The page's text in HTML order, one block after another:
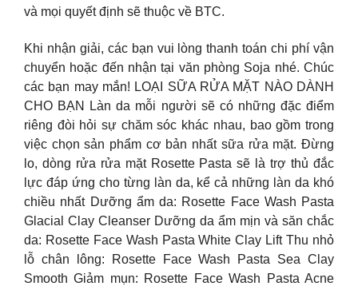
và mọi quyết định sẽ thuộc về BTC.
Khi nhận giải, các bạn vui lòng thanh toán chi phí vận
chuyển hoặc đến nhận tại văn phòng Soja nhé. Chúc
các bạn may mắn! LOẠI SỮA RỬA MẶT NÀO DÀNH
CHO BẠN Làn da mỗi người sẽ có những đặc điểm
riêng đòi hỏi sự chăm sóc khác nhau, bao gồm trong
việc chọn sản phẩm cơ bản nhất sữa rửa mặt. Đừng
lo, dòng rửa rửa mặt Rosette Pasta sẽ là trợ thủ đắc
lực đáp ứng cho từng làn da, kể cả những làn da khó
chiều nhất Dưỡng ẩm da: Rosette Face Wash Pasta
Glacial Clay Cleanser Dưỡng da ẩm mịn và săn chắc
da: Rosette Face Wash Pasta White Clay Lift Thu nhỏ
lỗ chân lông: Rosette Face Wash Pasta Sea Clay
Smooth Giảm mụn: Rosette Face Wash Pasta Acne